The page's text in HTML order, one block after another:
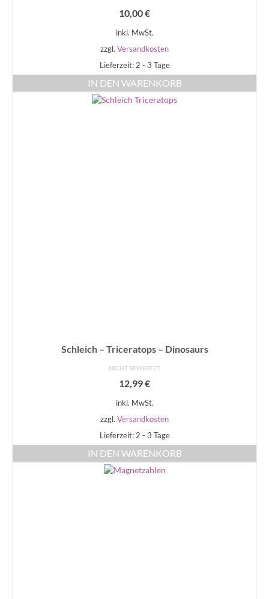
10,00€
inkl. MwSt.
zzgl. Versandkosten
Lieferzeit: 2 - 3 Tage
IN DEN WARENKORB
Schleich – Triceratops – Dinosaurs
NICHT BEWERTET
12,99€
inkl. MwSt.
zzgl. Versandkosten
Lieferzeit: 2 - 3 Tage
IN DEN WARENKORB